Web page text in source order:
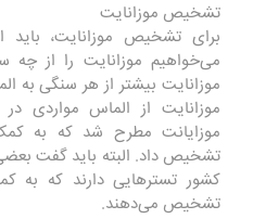
تشخیص موزانایت
برای تشخیص موزانایت،
می‌خواهیم موزانایت را از چه
موزانایت بیشتر از هر سنگی
موزانایت از الماس مواردی
موزایانت مطرح شد که به
تشخیص داد. البته باید گفت
کشور تسترهایی دارند که به
تشخیص می‌دهند.